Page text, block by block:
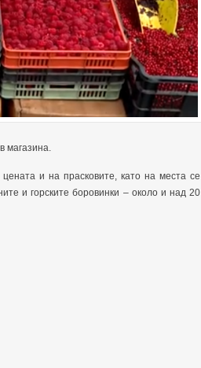
магазина.
и на прасковите, като на места се
и горските боровинки – около и над 20